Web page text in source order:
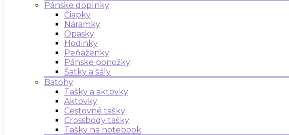
Pánske doplnky
Čiapky
Náramky
Opasky
Hodinky
Peňaženky
Pánske ponožky
Šatky a šály
Batohy
Tašky a aktovky
Aktovky
Cestovné tašky
Crossbody tašky
Tašky na notebook